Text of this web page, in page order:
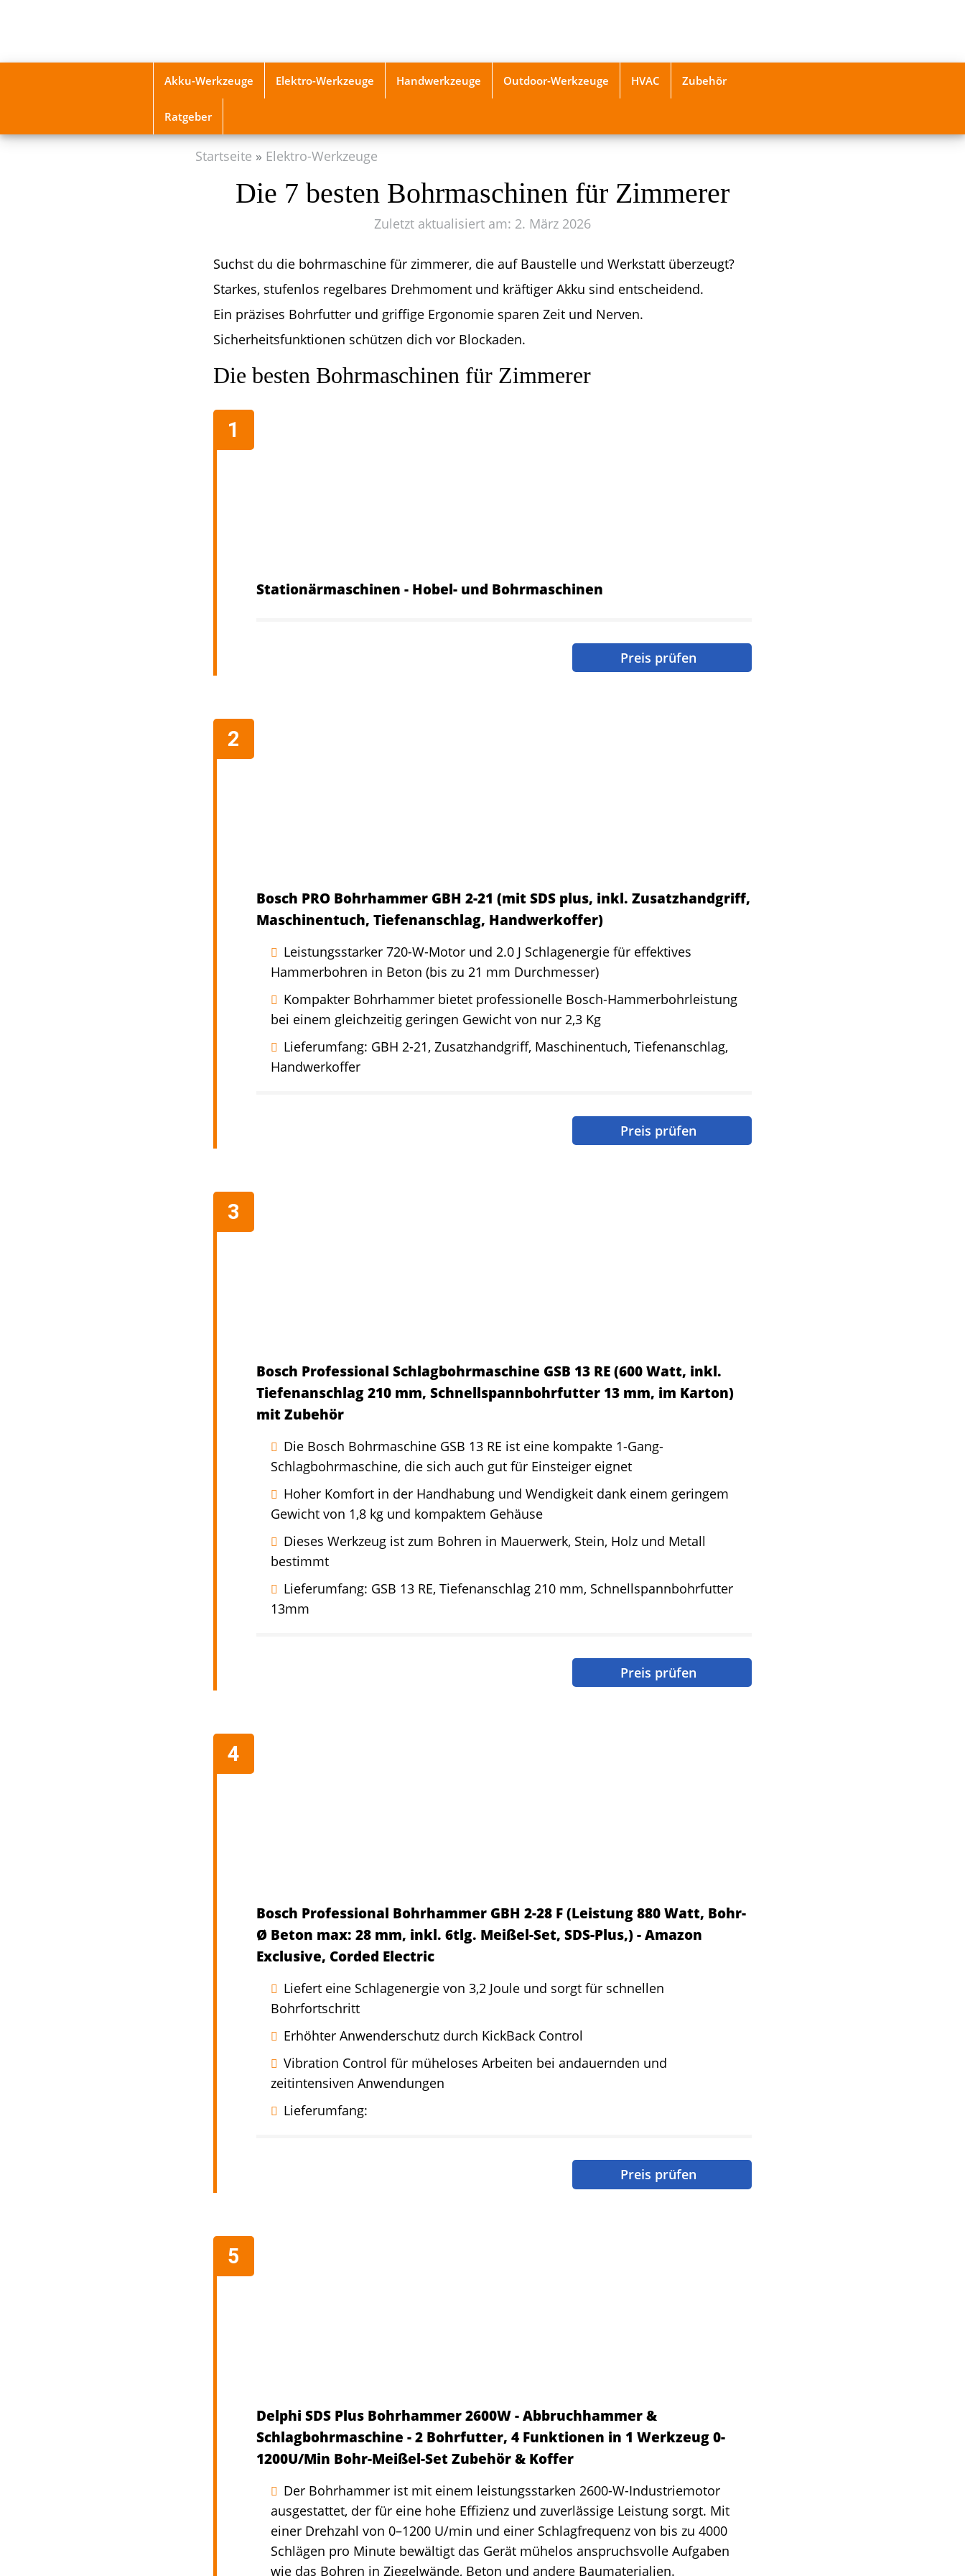
content
Akku-Werkzeuge Elektro-Werkzeuge Handwerkzeuge Outdoor-Werkzeuge HVAC Zubehör
Ratgeber
Startseite Elektro-Werkzeuge
Die 7 besten Bohrmaschinen für Zimmerer
Zuletzt aktualisiert am: 2. März 2026
Suchst du die bohrmaschine für zimmerer, die auf Baustelle und Werkstatt überzeugt?
Starkes, stufenlos regelbares Drehmoment und kräftiger Akku sind entscheidend.
Ein präzises Bohrfutter und griffige Ergonomie sparen Zeit und Nerven.
Sicherheitsfunktionen schützen dich vor Blockaden.
Die besten Bohrmaschinen für Zimmerer
Stationärmaschinen - Hobel- und Bohrmaschinen
Preis prüfen
Bosch PRO Bohrhammer GBH 2-21 (mit SDS plus, inkl. Zusatzhandgriff,
Maschinentuch, Tiefenanschlag, Handwerkoffer)
Leistungsstarker 720-W-Motor und 2.0 J Schlagenergie für effektives
Hammerbohren in Beton (bis zu 21 mm Durchmesser)
Kompakter Bohrhammer bietet professionelle Bosch-Hammerbohrleistung
bei einem gleichzeitig geringen Gewicht von nur 2,3 Kg
Lieferumfang: GBH 2-21, Zusatzhandgriff, Maschinentuch, Tiefenanschlag,
Handwerkoffer
Preis prüfen
Bosch Professional Schlagbohrmaschine GSB 13 RE (600 Watt, inkl.
Tiefenanschlag 210 mm, Schnellspannbohrfutter 13 mm, im Karton)
mit Zubehör
Die Bosch Bohrmaschine GSB 13 RE ist eine kompakte 1-Gang-
Schlagbohrmaschine, die sich auch gut für Einsteiger eignet
Hoher Komfort in der Handhabung und Wendigkeit dank einem geringem
Gewicht von 1,8 kg und kompaktem Gehäuse
Dieses Werkzeug ist zum Bohren in Mauerwerk, Stein, Holz und Metall
bestimmt
Lieferumfang: GSB 13 RE, Tiefenanschlag 210 mm, Schnellspannbohrfutter
13mm
Preis prüfen
Bosch Professional Bohrhammer GBH 2-28 F (Leistung 880 Watt, Bohr-
Ø Beton max: 28 mm, inkl. 6tlg. Meißel-Set, SDS-Plus,) - Amazon
Exclusive, Corded Electric
Liefert eine Schlagenergie von 3,2 Joule und sorgt für schnellen
Bohrfortschritt
Erhöhter Anwenderschutz durch KickBack Control
Vibration Control für müheloses Arbeiten bei andauernden und
zeitintensiven Anwendungen
Lieferumfang:
Preis prüfen
Delphi SDS Plus Bohrhammer 2600W - Abbruchhammer &
Schlagbohrmaschine - 2 Bohrfutter, 4 Funktionen in 1 Werkzeug 0-
1200U/Min Bohr-Meißel-Set Zubehör & Koffer
Der Bohrhammer ist mit einem leistungsstarken 2600-W-Industriemotor
ausgestattet, der für eine hohe Effizienz und zuverlässige Leistung sorgt. Mit
einer Drehzahl von 0–1200 U/min und einer Schlagfrequenz von bis zu 4000
Schlägen pro Minute bewältigt das Gerät mühelos anspruchsvolle Aufgaben
wie das Bohren in Ziegelwände, Beton und andere Baumaterialien.